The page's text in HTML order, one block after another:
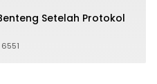
Setelah Protokol
6551